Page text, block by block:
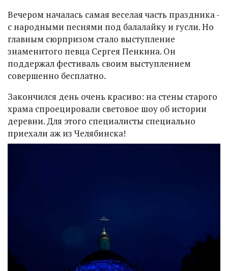
Вечером началась самая веселая часть праздника -
с народными песнями под балалайку и гусли. Но
главным сюрпризом стало выступление
знаменитого певца Сергея Пенкина. Он
поддержал фестиваль своим выступлением
совершенно бесплатно.
Закончился день очень красиво: на стены старого
храма спроецировали световое шоу об истории
деревни. Для этого специалисты специально
приехали аж из Челябинска!